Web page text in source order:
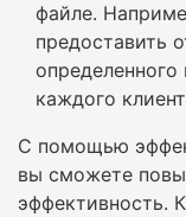
файле.
предоставить
каждого
С помощью
вы сможете
эффективность.